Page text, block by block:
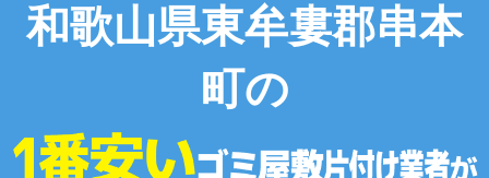
和歌山県東牟婁郡串本
町の